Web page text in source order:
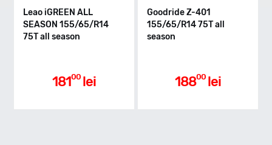
D
Aderenta pe carosabil ud
Leao iGREEN ALL
SEASON 155/65/R14
75T all season
18100 lei
Goodride Z-401
155/65/R14 75T all
season
18800 lei